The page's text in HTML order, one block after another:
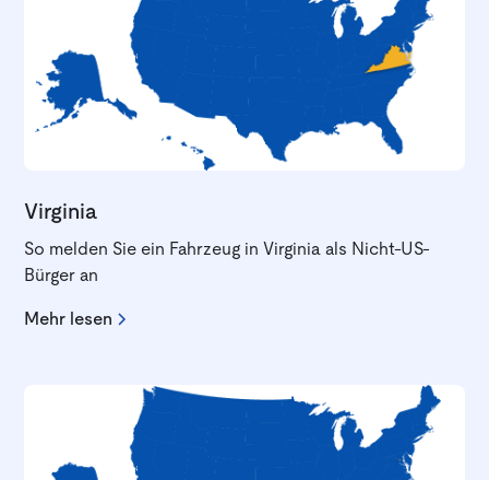
Virginia
So melden Sie ein Fahrzeug in Virginia als Nicht-US-
Bürger an
Mehr lesen